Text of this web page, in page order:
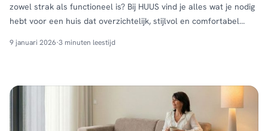
zowel strak als functioneel is? Bij HUUS vind je alles wat je nodig
hebt voor een huis dat overzichtelijk, stijlvol en comfortabel
inhoudt en hoe HUUS meubels je helpen dit te realiseren. Wat is
9 januari 2026·3 minuten leestijd